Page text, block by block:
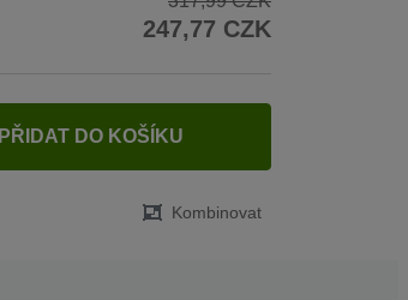
247,77 CZK
PŘIDAT DO KOŠÍKU
Kombinovat